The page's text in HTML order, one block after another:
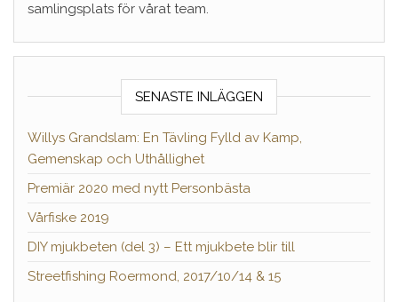
samlingsplats för vårat team.
SENASTE INLÄGGEN
Willys Grandslam: En Tävling Fylld av Kamp,
Gemenskap och Uthållighet
Premiär 2020 med nytt Personbästa
Vårfiske 2019
DIY mjukbeten (del 3) – Ett mjukbete blir till
Streetfishing Roermond, 2017/10/14 & 15